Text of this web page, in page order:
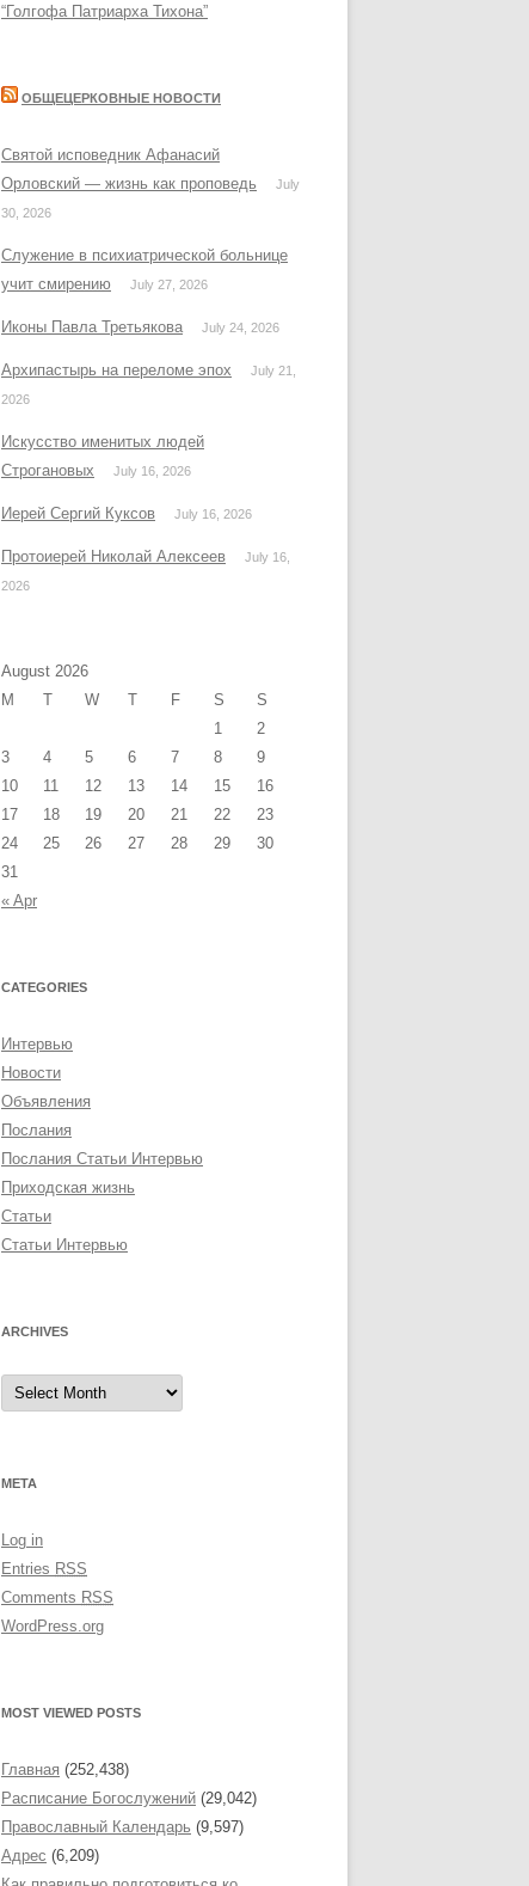
“Голгофа Патриарха Тихона”
ОБЩЕЦЕРКОВНЫЕ НОВОСТИ
Святой исповедник Афанасий
Орловский — жизнь как проповедь
July
30, 2026
Служение в психиатрической больнице
учит смирению
July 27, 2026
Иконы Павла Третьякова July 24, 2026
Архипастырь на переломе эпох
July 21,
2026
Искусство именитых людей
Строгановых
July 16, 2026
Иерей Сергий Куксов July 16, 2026
Протоиерей Николай Алексеев
July 16,
2026
August 2026
M
T W T F S S
« Apr
1
2
3
4 5 6 7 8
9
10
11 12 13 14 15
16
17
18 19 20 21 22
23
24
25 26 27 28 29
30
31
CATEGORIES
Интервью
Новости
Объявления
Послания
Послания Статьи Интервью
Приходская жизнь
Статьи
Статьи Интервью
ARCHIVES
A
c
e
META
Log in
Entries RSS
Comments RSS
WordPress.org
MOST VIEWED POSTS
Главная (252,438)
Расписание Богослужений (29,042)
Православный Календарь (9,597)
Адрес (6,209)